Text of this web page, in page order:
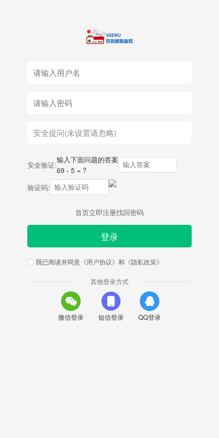
安全验证:
输入下面问题的答案
69 - 5 = ?
验证码:
首页立即注册找回密码
登录
我已阅读并同意 《用户协议》 和 《隐私政策》
其他登录方式
微信登录 短信登录 QQ登录